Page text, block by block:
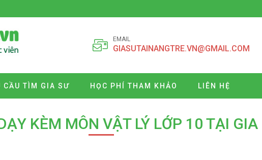
EMAIL
GIASUTAINANGTRE.VN@GMAIL.COM
CẦU TÌM GIA SƯ HỌC PHÍ THAM KHẢO LIÊN HỆ
KÈM MÔN VẬT LÝ LỚP 10 TẠI GIA